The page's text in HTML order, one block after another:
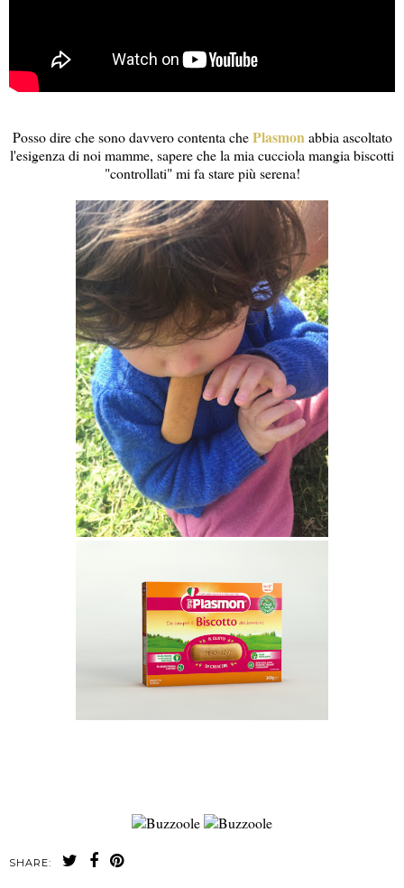
Posso dire che sono davvero contenta chePlasmonabbia ascoltato
l'esigenza di noi mamme, sapere che la mia cucciola mangia biscotti
"controllati" mi fa stare più serena!
SHARE: